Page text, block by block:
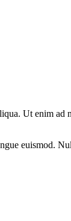
Ut enim
euismod.